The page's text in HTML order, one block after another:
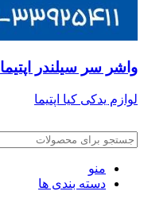
واشر سر سیلندر اپتیما
لوازم یدکی کیا اپتیما
منو
دسته بندی ها